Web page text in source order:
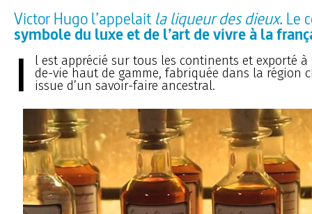
Victor Hugo l’appelait la liqueur des dieux. Le
symbole du luxe et de l’art de vivre à la
I
l est apprécié sur tous les continents et exporté à
de-vie haut de gamme, fabriquée dans la région
issue d’un savoir-faire ancestral.